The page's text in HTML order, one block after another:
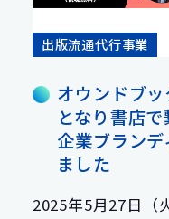
出版流通代行事業
オウンドブ
となり書店で
企業ブラン
ました
2025年5月27日（